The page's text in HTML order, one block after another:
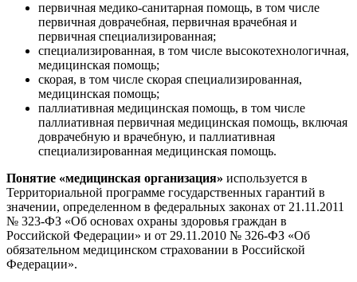
первичная медико-санитарная помощь, в том числе
первичная доврачебная, первичная врачебная и
первичная специализированная;
специализированная, в том числе высокотехнологичная,
медицинская помощь;
скорая, в том числе скорая специализированная,
медицинская помощь;
паллиативная медицинская помощь, в том числе
паллиативная первичная медицинская помощь, включая
доврачебную и врачебную, и паллиативная
специализированная медицинская помощь.
Понятие «медицинская организация» используется в
Территориальной программе государственных гарантий в
значении, определенном в федеральных законах от 21.11.2011
№ 323-ФЗ «Об основах охраны здоровья граждан в
Российской Федерации» и от 29.11.2010 № 326-ФЗ «Об
обязательном медицинском страховании в Российской
Федерации».